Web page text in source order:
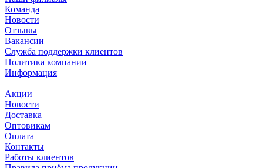
Команда
Новости
Отзывы
Вакансии
Служба поддержки клиентов
Политика компании
Информация
Акции
Новости
Доставка
Оптовикам
Оплата
Контакты
Работы клиентов